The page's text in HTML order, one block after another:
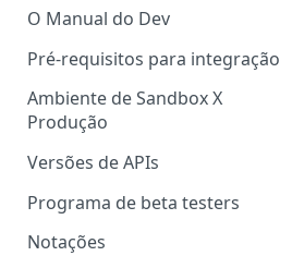
O Manual do Dev
Pré-requisitos para integração
Ambiente de Sandbox X
Produção
Versões de APIs
Programa de beta testers
Notações